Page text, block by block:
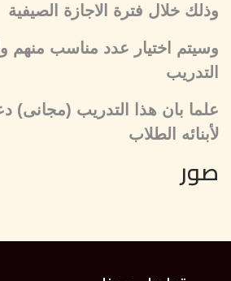
وذلك خلال فترة الاجازة الصيفية
وسيتم اختيار عدد مناسب منهم
التدريب
علما بان هذا التدريب (مجانى)
لأبنائه الطلاب
صور